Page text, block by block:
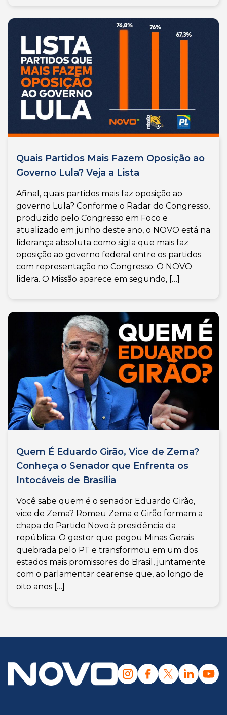
Quais Partidos Mais Fazem Oposição ao
Governo Lula? Veja a Lista
Afinal, quais partidos mais faz oposição ao
governo Lula? Conforme o Radar do Congresso,
produzido pelo Congresso em Foco e
atualizado em junho deste ano, o NOVO está na
liderança absoluta como sigla que mais faz
oposição ao governo federal entre os partidos
com representação no Congresso. O NOVO
lidera. O Missão aparece em segundo, […]
Quem É Eduardo Girão, Vice de Zema?
Conheça o Senador que Enfrenta os
Intocáveis de Brasília
Você sabe quem é o senador Eduardo Girão,
vice de Zema? Romeu Zema e Girão formam a
chapa do Partido Novo à presidência da
república. O gestor que pegou Minas Gerais
quebrada pelo PT e transformou em um dos
estados mais promissores do Brasil, juntamente
com o parlamentar cearense que, ao longo de
oito anos […]